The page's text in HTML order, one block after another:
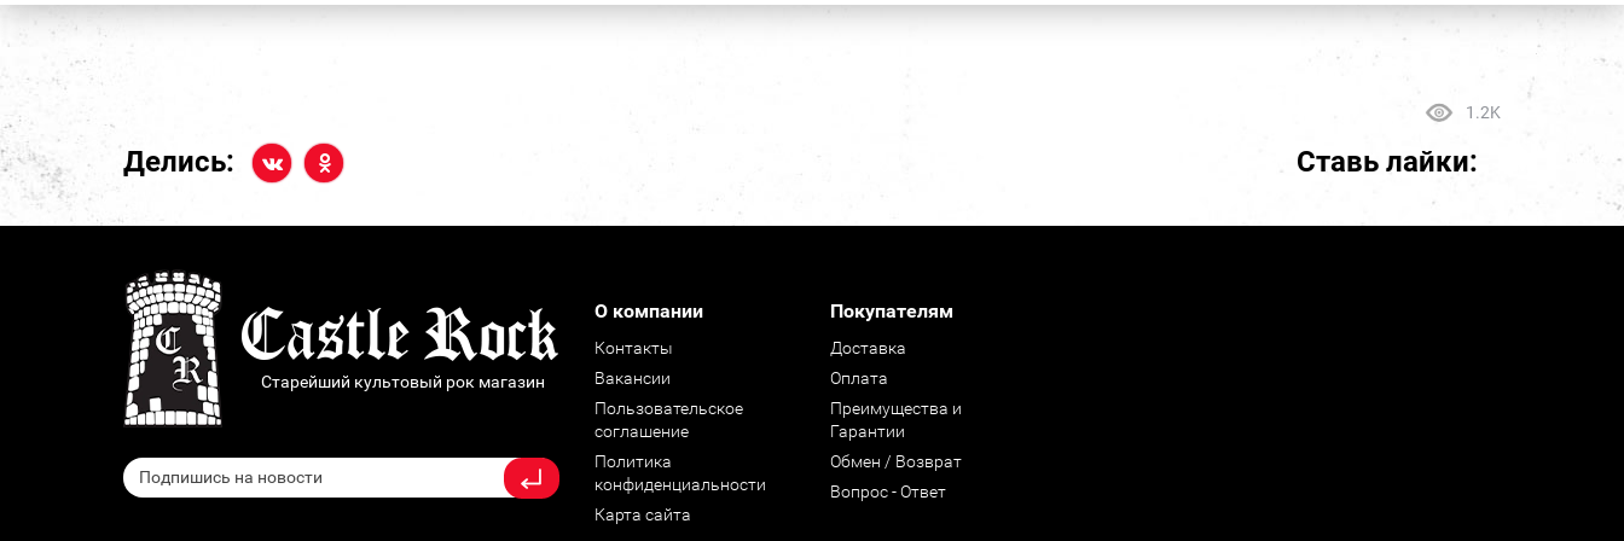
1.2K
Делись: Ставь лайки:
Старейший культовый рок магазин
О компании
Контакты
Вакансии
Пользовательское
соглашение
Политика
конфиденциальности
Карта сайта
Покупателям
Доставка
Оплата
Преимущества и
Гарантии
Обмен / Возврат
Вопрос - Ответ